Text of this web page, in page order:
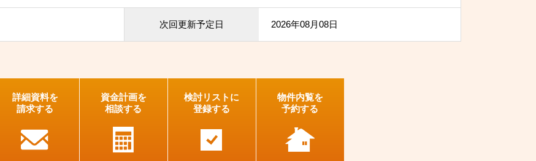
次回更新予定日 2026年08月08日
詳細資料を
請求する
資金計画を
相談する
検討リストに
登録する
物件内覧を
予約する